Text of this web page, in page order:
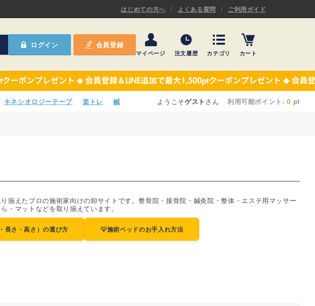
はじめての方へ よくある質問 ご利用ガイド
ログイン 会員登録
マイページ 注文履歴 カテゴリ
オリジナル商品 ASキネシオロジーテープ
院内消耗品
ポスター・チラシ類 事務用品・日用品
カート
キネシオロジーテープ 楽トレ 鍼 ようこそゲスト さん 利用可能ポイント:0 pt
揃えたプロの施術家向けの卸サイトです。整骨院・接骨院・鍼灸院・整体・エステ用マッサー
・マットなどを取り揃えています。
長さ・高さ）の選び方 💡施術ベッドのお手入れ方法
ほねつぎHot 機材・機材消耗品
鍼灸用品 テーピング
サポーター 施術ベッド・マクラ
A-COMS 【楽トレ】機器付属品
アウトレット